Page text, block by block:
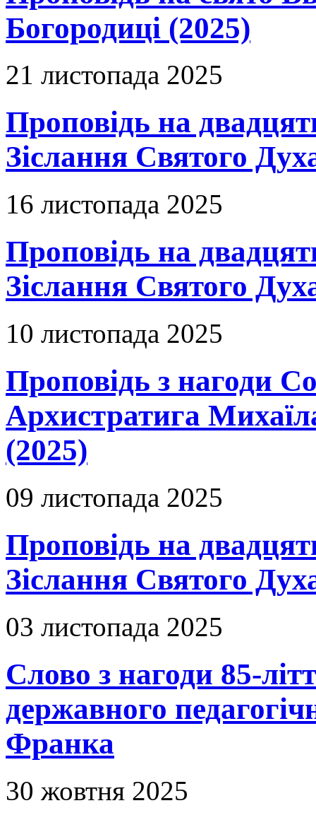
Богородиці (2025)
21 листопада 2025
Проповідь на
Зіслання Святого
16 листопада 2025
Проповідь на
Зіслання Святого
10 листопада 2025
Проповідь з нагоди
Архистратига
(2025)
09 листопада 2025
Проповідь на
Зіслання Святого
03 листопада 2025
Слово з нагоди 85-
державного
Франка
30 жовтня 2025